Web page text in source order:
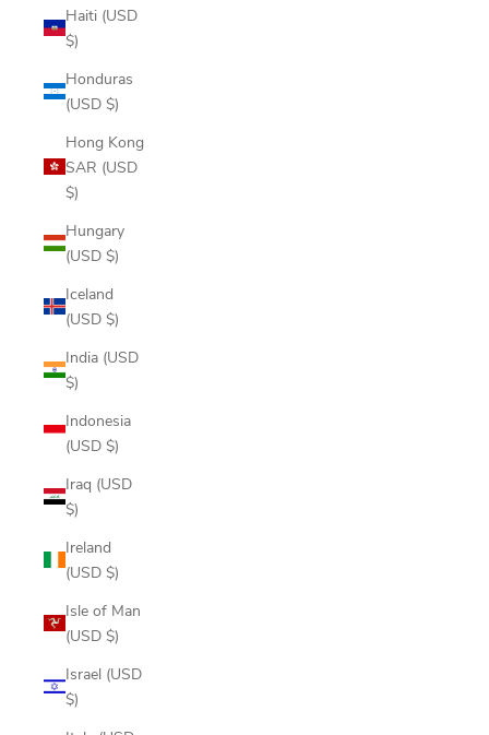
Haiti (USD
$)
Honduras
(USD $)
Hong Kong
SAR (USD
$)
Hungary
(USD $)
Iceland
(USD $)
India (USD
$)
Indonesia
(USD $)
Iraq (USD
$)
Ireland
(USD $)
Isle of Man
(USD $)
Israel (USD
$)